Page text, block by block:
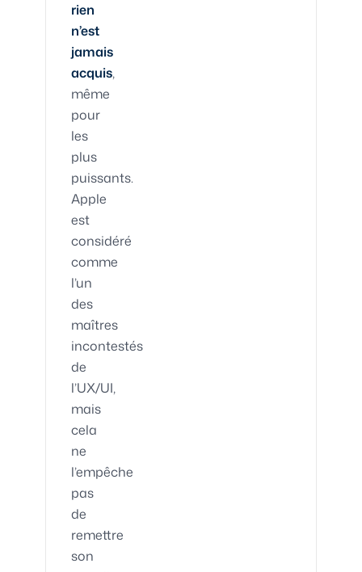
rien
n’est
jamais
acquis,
même
pour
les
plus
puissants.
Apple
est
considéré
comme
l’un
des
maîtres
incontestés
de
l’UX/UI,
mais
cela
ne
l’empêche
pas
de
remettre
son